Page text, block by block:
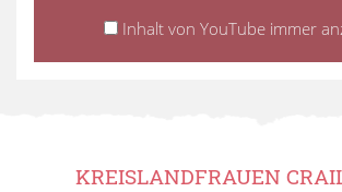
Inhalt von YouTube immer
KREISLANDFRAUEN